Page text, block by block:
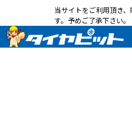
当サイトをご利用頂き
す。予めご了承下さい。